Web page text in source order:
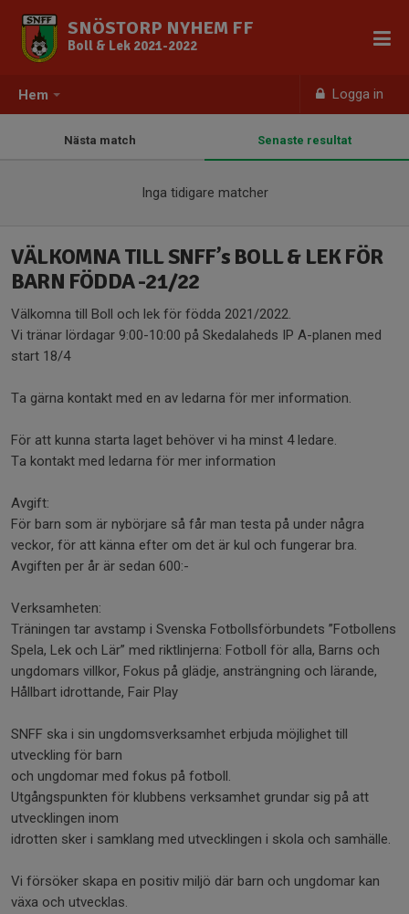
Hem Logga in
SNÖSTORP NYHEM FF
Boll & Lek 2021-2022
Nästa match Senaste resultat
Inga tidigare matcher
VÄLKOMNA TILL SNFF’s BOLL & LEK FÖR
BARN FÖDDA -21/22
Välkomna till Boll och lek för födda 2021/2022.
Vi tränar lördagar 9:00-10:00 på Skedalaheds IP A-planen med
start 18/4
Ta gärna kontakt med en av ledarna för mer information.
För att kunna starta laget behöver vi ha minst 4 ledare.
Ta kontakt med ledarna för mer information
Avgift:
För barn som är nybörjare så får man testa på under några
veckor, för att känna efter om det är kul och fungerar bra.
Avgiften per år är sedan 600:-
Verksamheten:
Träningen tar avstamp i Svenska Fotbollsförbundets ”Fotbollens
Spela, Lek och Lär” med riktlinjerna: Fotboll för alla, Barns och
ungdomars villkor, Fokus på glädje, ansträngning och lärande,
Hållbart idrottande, Fair Play
SNFF ska i sin ungdomsverksamhet erbjuda möjlighet till
utveckling för barn
och ungdomar med fokus på fotboll.
Utgångspunkten för klubbens verksamhet grundar sig på att
utvecklingen inom
idrotten sker i samklang med utvecklingen i skola och samhälle.
Vi försöker skapa en positiv miljö där barn och ungdomar kan
växa och utvecklas.